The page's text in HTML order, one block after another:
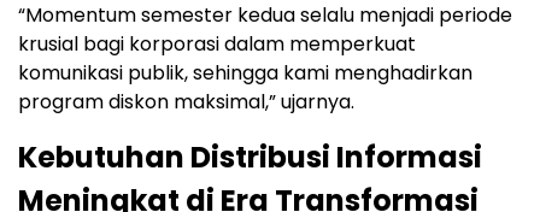
“Momentum semester kedua selalu menjadi periode
krusial bagi korporasi dalam memperkuat
komunikasi publik, sehingga kami menghadirkan
program diskon maksimal,” ujarnya.
Kebutuhan Distribusi Informasi
Meningkat di Era Transformasi